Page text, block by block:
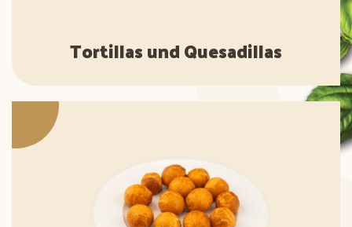
Tortillas und Quesadillas